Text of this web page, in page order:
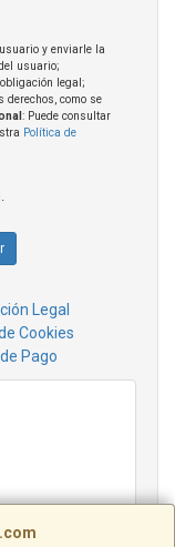
y enviarle la
usuario;
legal;
derechos, como se
: Puede consultar
Política de
Legal
Cookies
Pago